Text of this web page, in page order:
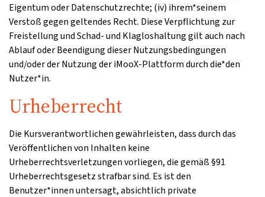
Eigentum oder Datenschutzrechte; (iv) ihrem*seinem
Verstoß gegen geltendes Recht. Diese Verpflichtung zur
Freistellung und Schad- und Klagloshaltung gilt auch nach
Ablauf oder Beendigung dieser Nutzungsbedingungen
und/oder der Nutzung der iMooX-Plattform durch die*den
Nutzer*in.
Urheberrecht
Die Kursverantwortlichen gewährleisten, dass durch das
Veröffentlichen von Inhalten keine
Urheberrechtsverletzungen vorliegen, die gemäß §91
Urheberrechtsgesetz strafbar sind. Es ist den
Benutzer*innen untersagt, absichtlich private